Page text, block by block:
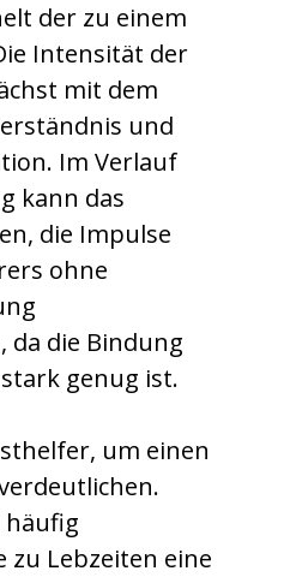
der zu einem
Intensität der
mit dem
und
Im Verlauf
kann das
die Impulse
ohne
da die Bindung
genug ist.
um einen
häufig
zu Lebzeiten eine